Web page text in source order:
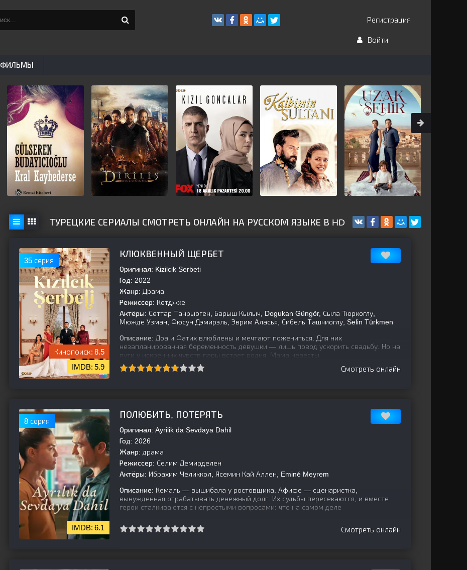
ТУРЕЦКИЕ СЕРИАЛЫ СМОТРЕТЬ ОНЛАЙН НА РУССКОМ ЯЗЫКЕ В HD
35 серия
8.5
5.9
КЛЮКВЕННЫЙ ЩЕРБЕТ
Оригинал: Kizilcik Serbeti
Год: 2022
Жанр: Драма
Режиссер: Кетджхе
Актёры: Сеттар Танрыоген, Барыш Кылыч, Dogukan Güngör, Сыла Тюркоглу,
Мюжде Узман, Фюсун Дэмирэль, Эврим Аласья, Сибель Ташчиоглу, Selin Türkmen
Описание: Доа и Фатих влюблены и мечтают пожениться. Для них
незапланированная беременность девушки — лишь повод ускорить свадьбу. Но на
пути у искренних чувств пары встает родня. Мама невесты
Смотреть онлайн
8 серия
6.1
ПОЛЮБИТЬ, ПОТЕРЯТЬ
Оригинал: Ayrilik da Sevdaya Dahil
Год: 2026
Жанр: драма
Режиссер: Селим Демирделен
Актёры: Ибрахим Челиккол, Ясемин Кай Аллен, Eminé Meyrem
Описание: Кемаль — вышибала у ростовщика. Афифе — сценаристка,
вынужденная отрабатывать денежный долг. Их судьбы пересекаются, и вместе
герои сталкиваются с непростыми вопросами: что на самом деле
Смотреть онлайн
Регистрация
Войти
ФИЛЬМЫ